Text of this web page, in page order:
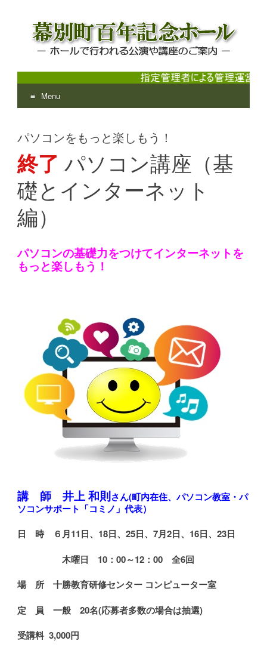
幕別町百年記念ホール
ホールで行われる公演や講座のご案内
Menu
content
パソコンをもっと楽しもう！
終了パソコン講座（基
礎とインターネット
編）
パソコンの基礎力をつけてインターネットを
もっと楽しもう！
講 師井上 和則さん(町内在住、パソコン教室・パ
ソコンサポート「コミノ」代表）
日 時 ６月11日、18日、25日、7月2日、16日、23日
木曜日 10：00～12：00 全6回
場 所 十勝教育研修センター コンピューター室
定 員 一般 20名(応募者多数の場合は抽選)
受講料 3,000円